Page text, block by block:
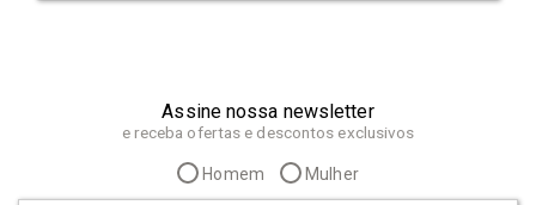
Assine nossa newsletter
e receba ofertas e descontos exclusivos
Homem Mulher